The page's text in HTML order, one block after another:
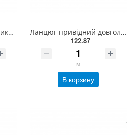
Ланцюг привідний роликовий ПР-08-460, ISO 05B-1 (5,00м)
Ланцюг привідний довголанковий 2040 L = 3 м , ISO 208A
122.87
м
В корзину